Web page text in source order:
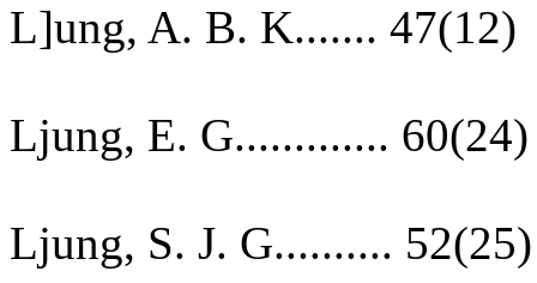
L]ung, A. B. K....... 47(12)
Ljung, E. G............. 60(24)
Ljung, S. J. G.......... 52(25)